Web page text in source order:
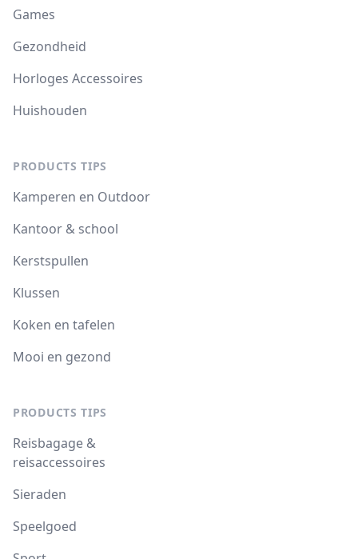
Games
Gezondheid
Horloges Accessoires
Huishouden
PRODUCTS TIPS
Kamperen en Outdoor
Kantoor & school
Kerstspullen
Klussen
Koken en tafelen
Mooi en gezond
PRODUCTS TIPS
Reisbagage &
reisaccessoires
Sieraden
Speelgoed